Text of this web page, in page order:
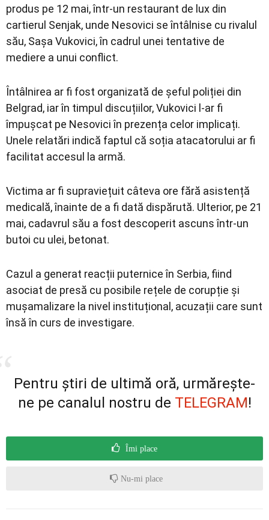
produs pe 12 mai, într-un restaurant de lux din
cartierul Senjak, unde Nesovici se întâlnise cu rivalul
său, Sașa Vukovici, în cadrul unei tentative de
mediere a unui conflict.
Întâlnirea ar fi fost organizată de șeful poliției din
Belgrad, iar în timpul discuțiilor, Vukovici l-ar fi
împușcat pe Nesovici în prezența celor implicați.
Unele relatări indică faptul că soția atacatorului ar fi
facilitat accesul la armă.
Victima ar fi supraviețuit câteva ore fără asistență
medicală, înainte de a fi dată dispărută. Ulterior, pe 21
mai, cadavrul său a fost descoperit ascuns într-un
butoi cu ulei, betonat.
Cazul a generat reacții puternice în Serbia, fiind
asociat de presă cu posibile rețele de corupție și
mușamalizare la nivel instituțional, acuzații care sunt
însă în curs de investigare.
Pentru știri de ultimă oră, urmărește-
ne pe canalul nostru de TELEGRAM!
Îmi place
Nu-mi place